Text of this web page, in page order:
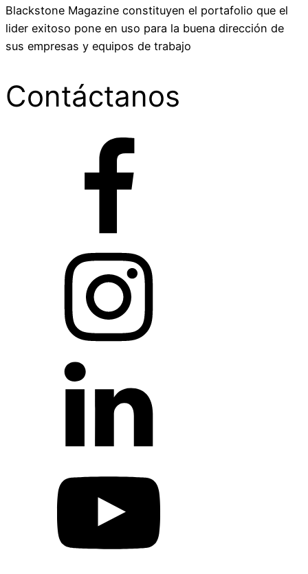
Blackstone Magazine constituyen el portafolio que el
lider exitoso pone en uso para la buena dirección de
sus empresas y equipos de trabajo
Contáctanos